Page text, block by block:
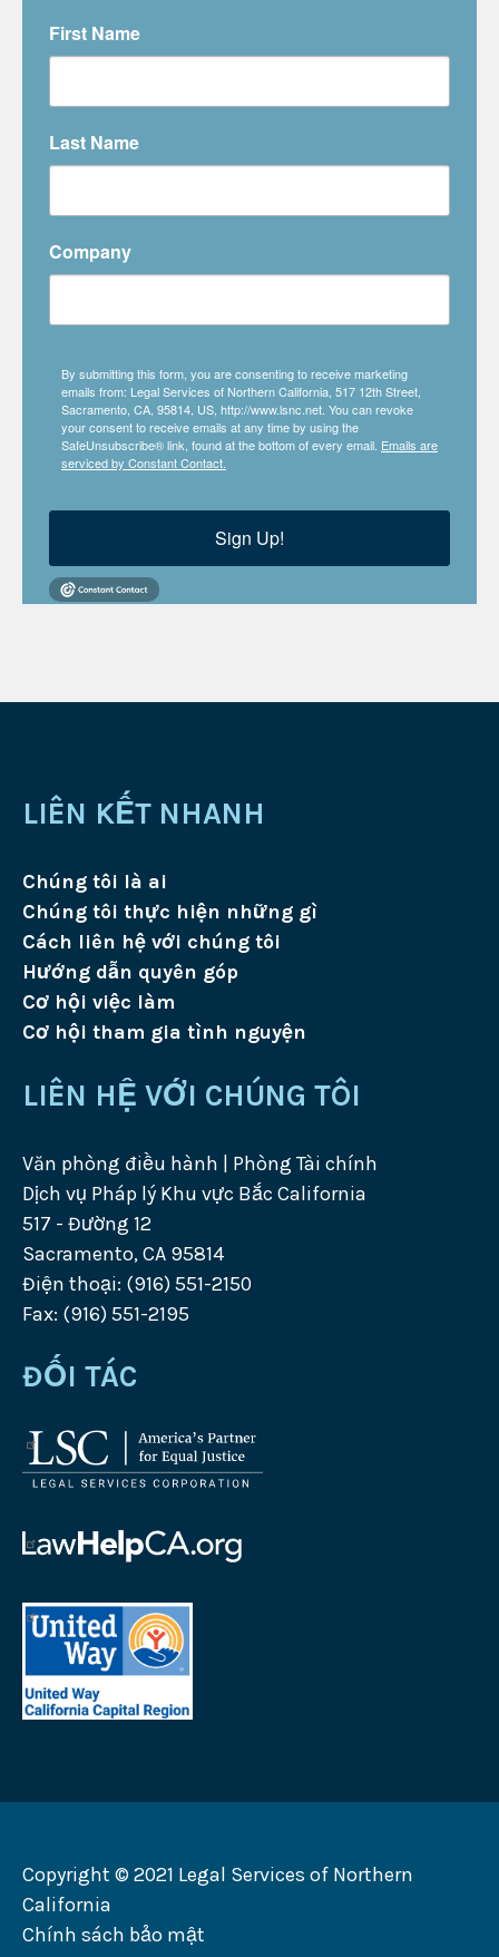
First Name
Last Name
Company
By submitting this form, you are consenting to receive marketing
emails from: Legal Services of Northern California, 517 12th Street,
Sacramento, CA, 95814, US, http://www.lsnc.net. You can revoke
your consent to receive emails at any time by using the
SafeUnsubscribe® link, found at the bottom of every email. Emails are
serviced by Constant Contact.
Sign Up!
LIÊN KẾT NHANH
Chúng tôi là ai
Chúng tôi thực hiện những gì
Cách liên hệ với chúng tôi
Hướng dẫn quyên góp
Cơ hội việc làm
Cơ hội tham gia tình nguyện
LIÊN HỆ VỚI CHÚNG TÔI
Văn phòng điều hành | Phòng Tài chính
Dịch vụ Pháp lý Khu vực Bắc California
517 - Đường 12
Sacramento, CA 95814
Điện thoại: (916) 551-2150
Fax: (916) 551-2195
ĐỐI TÁC
Logo
của
ty
Pháp
Logo
của
vụ
Tư
Pháp
lý
của
United
Way
Khu
đô
Copyright © 2021 Legal Services of Northern
California
Chính sách bảo mật